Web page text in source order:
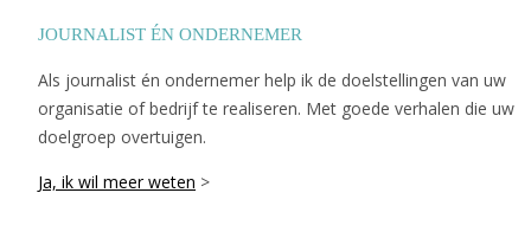
JOURNALIST ÉN ONDERNEMER
Als journalist én ondernemer help ik de doelstellingen van uw
organisatie of bedrijf te realiseren. Met goede verhalen die uw
doelgroep overtuigen.
Ja, ik wil meer weten >